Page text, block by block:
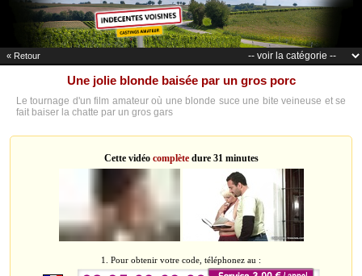
« Retour
Une jolie blonde baisée par un gros porc
Le tournage d'un film amateur où une blonde suce une bite veineuse et se
fait baiser la chatte par un gros gars
Cette vidéo complètedure 31 minutes
1. Pour obtenir votre code, téléphonez au :